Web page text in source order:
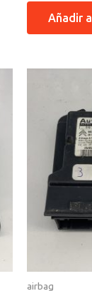
Añadir
airbag